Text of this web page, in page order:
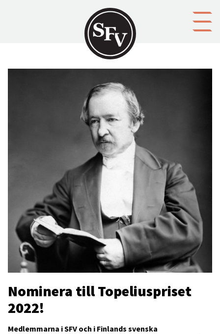
Nominera till Topeliuspriset
2022!
Medlemmarna i SFV och i Finlands svenska